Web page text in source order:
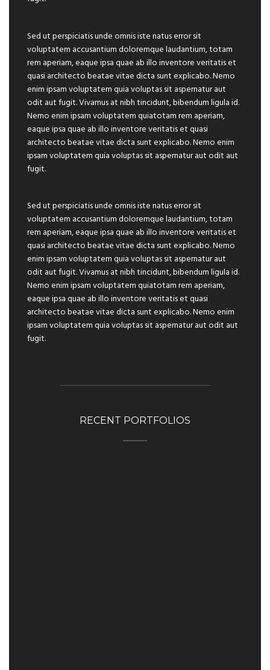
Sed ut perspiciatis unde omnis iste natus error sit
voluptatem accusantium doloremque laudantium, totam
rem aperiam, eaque ipsa quae ab illo inventore veritatis et
quasi architecto beatae vitae dicta sunt explicabo. Nemo
enim ipsam voluptatem quia voluptas sit aspernatur aut
odit aut fugit. Vivamus at nibh tincidunt, bibendum ligula id.
Nemo enim ipsam voluptatem quiatotam rem aperiam,
eaque ipsa quae ab illo inventore veritatis et quasi
architecto beatae vitae dicta sunt explicabo. Nemo enim
ipsam voluptatem quia voluptas sit aspernatur aut odit aut
fugit.
Sed ut perspiciatis unde omnis iste natus error sit
voluptatem accusantium doloremque laudantium, totam
rem aperiam, eaque ipsa quae ab illo inventore veritatis et
quasi architecto beatae vitae dicta sunt explicabo. Nemo
enim ipsam voluptatem quia voluptas sit aspernatur aut
odit aut fugit. Vivamus at nibh tincidunt, bibendum ligula id.
Nemo enim ipsam voluptatem quiatotam rem aperiam,
eaque ipsa quae ab illo inventore veritatis et quasi
architecto beatae vitae dicta sunt explicabo. Nemo enim
ipsam voluptatem quia voluptas sit aspernatur aut odit aut
fugit.
RECENT PORTFOLIOS